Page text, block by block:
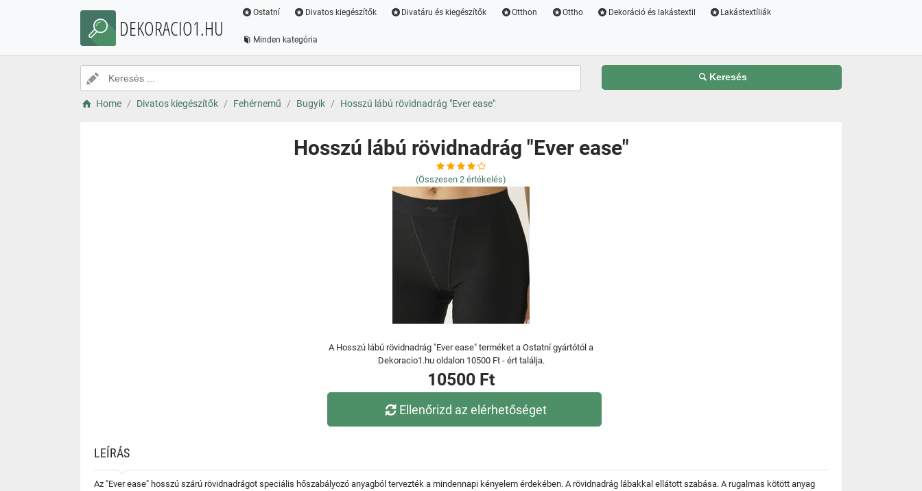
DEKORACIO1.HU
Ostatní Divatos kiegészítők Divatáru és kiegészítők Otthon Ottho Dekoráció és lakástextil Lakástextíliák
Minden kategória
Keresés
Home Divatos kiegészítők Fehérnemű Bugyik Hosszú lábú rövidnadrág "Ever ease"
Hosszú lábú rövidnadrág "Ever ease"
(Összesen 2 értékelés)
A Hosszú lábú rövidnadrág "Ever ease" terméket a Ostatní gyártótól a
Dekoracio1.hu oldalon 10500 Ft - ért találja.
10500 Ft
Ellenőrizd az elérhetőséget
LEÍRÁS
Az "Ever ease" hosszú szárú rövidnadrágot speciális hőszabályozó anyagból tervezték a mindennapi kényelem érdekében. A rövidnadrág lábakkal ellátott szabása. A rugalmas kötött anyag